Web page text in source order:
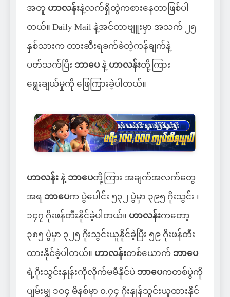
အတူ ဟာလန်းနဲ့လက်ရှိတွဲကစားနေတာဖြစ်ပါ
တယ်။ Daily Mail နဲ့အင်တာဗျူးမှာ အသက် ၂၅
နှစ်သားက တားဆီးရခက်ခဲတဲ့ကန်ချက်နဲ့
ပတ်သက်ပြီး ဘာပေနဲ့ ဟာလန်းတို့ကြား
ရွေးချယ်မှုကို ဖြေကြားခဲ့ပါတယ်။
ဟာလန်း နဲ့ ဘာပေတို့ကြား အချက်အလက်တွေ
အရ ဘာပေက ပွဲပေါင်း ၅၃၂ ပွဲမှာ ၃၉၅ ဂိုးသွင်း ၊
၁၄၇ ဂိုးဖန်တီးနိုင်ခဲ့ပါတယ်။ ဟာလန်းကတော့
၃၈၅ ပွဲမှာ ၃၂၅ ဂိုးသွင်းယူနိုင်ခဲ့ပြီး ၅၉ ဂိုးဖန်တီး
ထားနိုင်ခဲ့ပါတယ်။ ဟာလန်းတစ်ယောက် ဘာပေ
ရဲ့ဂိုးသွင်းနှုန်းကိုလိုက်မမီနိုင်ပဲ ဘာပေကတစ်ပွဲကို
ပျမ်းမျှ ၁၀၄ မိနစ်မှာ ၀.၇၄ ဂိုးနှုန်သွင်းယူထားနိုင်